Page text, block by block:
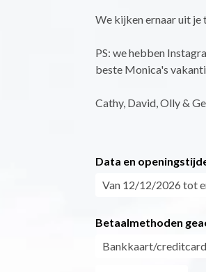
We kijken ernaar uit je
PS: we hebben
beste Monica's
Cathy, David, Olly &
Data en
Van 12/12/2026 tot
Betaalmethoden
Bankkaart/creditcard